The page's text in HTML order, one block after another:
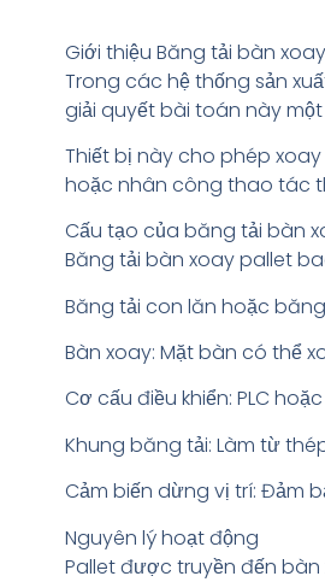
Giới thiệu Băng tải bàn
Trong các hệ thống sản
giải quyết bài toán này
Thiết bị này cho phép
hoặc nhân công thao tác
Cấu tạo của băng tải bàn
Băng tải bàn xoay pallet
Băng tải con lăn hoặc
Bàn xoay: Mặt bàn có thể
Cơ cấu điều khiển: PLC
Khung băng tải: Làm từ
Cảm biến dừng vị trí: Đảm
Nguyên lý hoạt động
Pallet được truyền đến